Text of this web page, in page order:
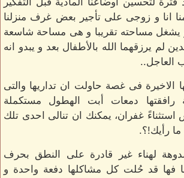
انا و زوجى على تأجير بعض غرف منزلنا
و يشغل مساحته تقريبا و هى مساحة شاسعة
لم يرزقهما الله بالأطفال بعد و يبدو انه
العاجل..
الاخيرة فى غصة حاولت ان تداريها والتى
رافقتها دمعات أبت الهطول مستكملة
استثناءً غفران، يمكنك ان تنالى احدى تلك
ما رأيك!؟.
لهناء غير قادرة على النطق بحرف
فها قد حُلت كل مشاكلها دفعة واحدة و